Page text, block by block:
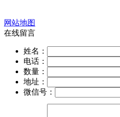
网站地图
在线留言
姓名：
电话：
数量：
地址：
微信号：